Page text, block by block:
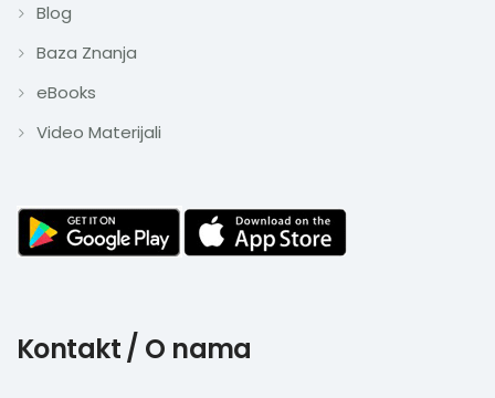
Blog
Baza Znanja
eBooks
Video Materijali
Kontakt / O nama